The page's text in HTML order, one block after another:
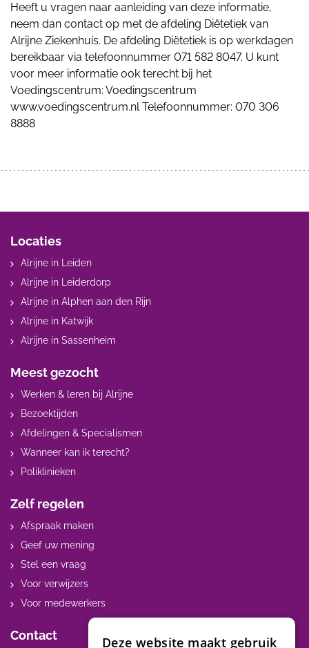
Heeft u vragen naar aanleiding van deze informatie,
neem dan contact op met de afdeling Diëtetiek van
Alrijne Ziekenhuis. De afdeling Diëtetiek is op werkdagen
bereikbaar via telefoonnummer 071 582 8047. U kunt
voor meer informatie ook terecht bij het
Voedingscentrum: Voedingscentrum
www.voedingscentrum.nl Telefoonnummer: 070 306
8888
Locaties
Alrijne in Leiden
Alrijne in Leiderdorp
Alrijne in Alphen aan den Rijn
Alrijne in Katwijk
Alrijne in Sassenheim
Meest gezocht
Werken & leren bij Alrijne
Bezoektijden
Afdelingen & Specialismen
Wanneer kan ik terecht?
Poliklinieken
Zelf regelen
Afspraak maken
Geef uw mening
Stel een vraag
Voor verwijzers
Voor medewerkers
Contact Deze website maakt gebruik